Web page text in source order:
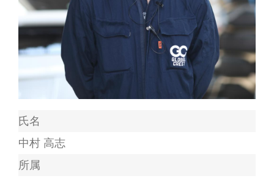
氏名
中村 高志
所属